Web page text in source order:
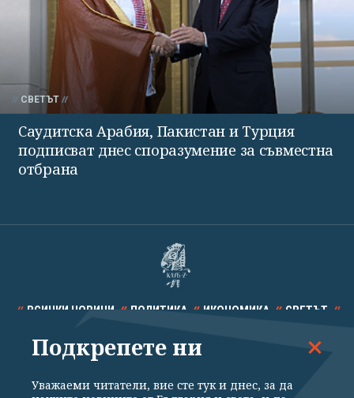
СВЕТЪТ
Саудитска Арабия, Пакистан и Турция
подписват днес споразумение за съвместна
отбрана
ВСИЧКИ НОВИНИ ПОЛИТИКА ИКОНОМИКА СВЕТЪТ
СПОРТ КУЛТУРА ТЕХНОЛОГИИ КАЛЕЙДОСКОП
Подкрепете ни
Уважаеми читатели, вие сте тук и днес, за да